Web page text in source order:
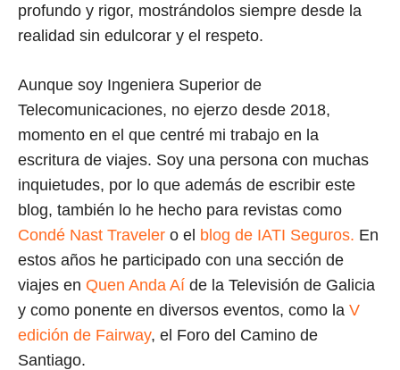
profundo y rigor, mostrándolos siempre desde la
realidad sin edulcorar y el respeto.
Aunque soy Ingeniera Superior de
Telecomunicaciones, no ejerzo desde 2018,
momento en el que centré mi trabajo en la
escritura de viajes. Soy una persona con muchas
inquietudes, por lo que además de escribir este
blog, también lo he hecho para revistas como
Condé Nast Traveler o el blog de IATI Seguros. En
estos años he participado con una sección de
viajes en Quen Anda Aí de la Televisión de Galicia
y como ponente en diversos eventos, como la V
edición de Fairway, el Foro del Camino de
Santiago.